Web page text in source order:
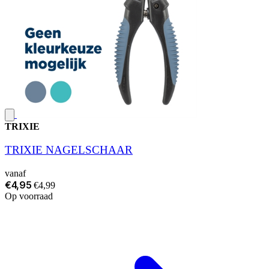
TRIXIE
TRIXIE NAGELSCHAAR
vanaf
€4,95 €4,99
Op voorraad